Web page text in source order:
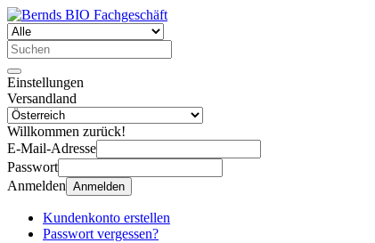
Einstellungen
Versandland
Willkommen zurück!
E-Mail-Adresse
Passwort
Anmelden Anmelden
Kundenkonto erstellen
Passwort vergessen?